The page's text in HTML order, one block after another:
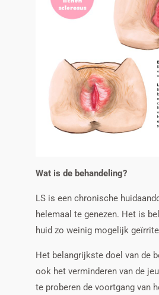
Wat is de behandeling?
LS is een chronische
helemaal te genezen. Het is
huid zo weinig mogelijk
Het belangrijkste doel van de
ook het verminderen van de
te proberen de voortgang van